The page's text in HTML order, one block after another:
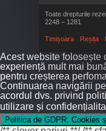
Toate drepturile
2248 – 1281
Timișoara Reșița
Acest website folosește
experiență mult mai
pentru creșterea
Continuarea navigării
acordul dvs. privind
utilizare și
Politica de GDPR, Cookies